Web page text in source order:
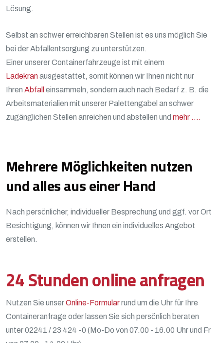
Lösung.
Selbst an schwer erreichbaren Stellen ist es uns möglich Sie
bei der Abfallentsorgung zu unterstützen.
Einer unserer Containerfahrzeuge ist mit einem
Ladekranausgestattet, somit können wir Ihnen nicht nur
Ihren Abfall einsammeln, sondern auch nach Bedarf z. B. die
Arbeitsmaterialien mit unserer Palettengabel an schwer
zugänglichen Stellen anreichen und abstellen und mehr ….
Mehrere Möglichkeiten nutzen
und alles aus einer Hand
Nach persönlicher, individueller Besprechung und ggf. vor Ort
Besichtigung, können wir Ihnen ein individuelles Angebot
erstellen.
24 Stunden online anfragen
Nutzen Sie unserOnline-Formularrund um die Uhr für Ihre
Containeranfrage oder lassen Sie sich persönlich beraten
unter 02241 / 23 424 -0 (Mo-Do von 07.00 - 16.00 Uhr und Fr